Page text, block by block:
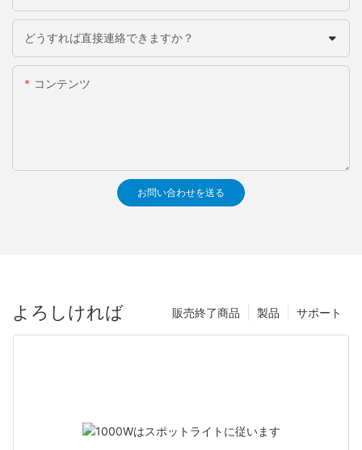
どうすれば直接連絡できますか？
コンテンツ
お問い合わせを送る
よろしければ サポート
製品
販売終了商品